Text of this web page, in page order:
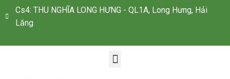
Cs4: THU NGHĨA LONG HƯNG - QL1A, Long Hưng, Hải
Lăng